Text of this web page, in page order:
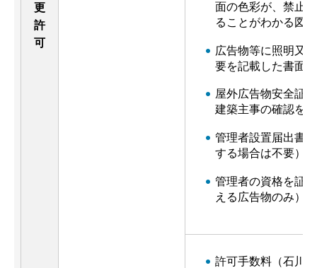
更
許
可
面の色彩が、禁止
ることがわかる図
広告物等に照明又
要を記載した書面
屋外広告物安全証
建築主事の確認を
管理者設置届出書
する場合は不要）
管理者の資格を証
える広告物のみ）
許可手数料（石川